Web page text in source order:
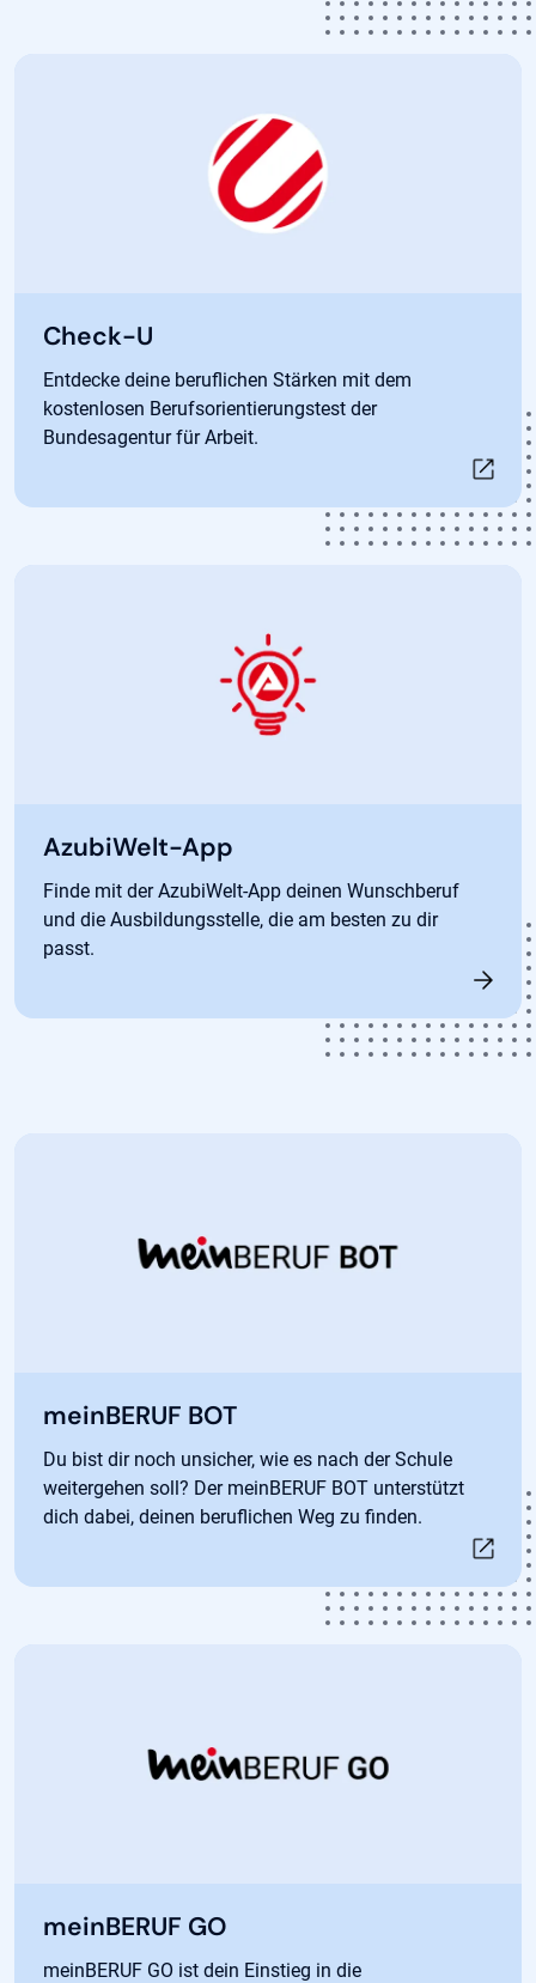
Öffnet in neuem Tab
Check-U
Entdecke deine beruflichen Stärken mit dem
kostenlosen Berufsorientierungstest der
Bundesagentur für Arbeit.
AzubiWelt-App
Finde mit der AzubiWelt-App deinen Wunschberuf
und die Ausbildungsstelle, die am besten zu dir
passt.
Öffnet in neuem Tab
meinBERUF BOT
Du bist dir noch unsicher, wie es nach der Schule
weitergehen soll? Der meinBERUF BOT unterstützt
dich dabei, deinen beruflichen Weg zu finden.
Öffnet in neuem Tab
meinBERUF GO
meinBERUF GO ist dein Einstieg in die